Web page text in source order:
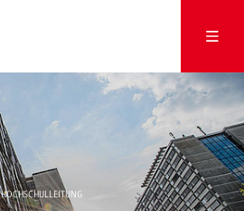
HOCHSCHULLEITUNG